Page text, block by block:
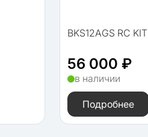
BKS12AGS RC KIT
56 000 ₽
в наличии
Подробнее